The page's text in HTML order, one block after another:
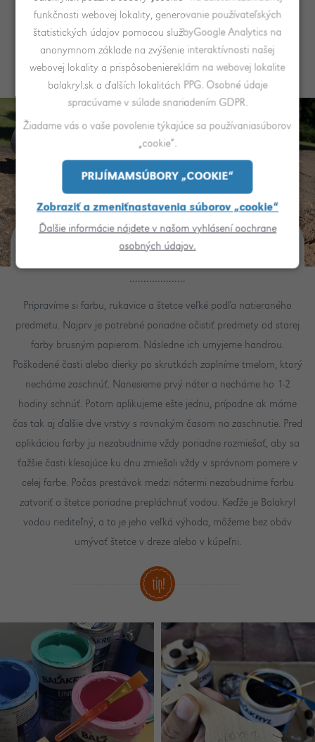
Ako na to?
Pripravíme si farbu, rukavice a štetce veľké podľa natieraného
predmetu. Najprv je potrebné poriadne očistiť predmety od starej
farby brusným papierom. Následne ich umyjeme handrou.
Poškodené časti alebo dierky po skrutkách zaplníme tmelom, ktorý
necháme zaschnúť. Nanesieme prvý náter a necháme ho 1-2
hodiny schnúť. Potom aplikujeme ešte jednu, prípadne ak máme
čas tak aj ďalšie dve vrstvy s rovnakým časom na zaschnutie. Pred
aplikáciou farby ju nezabudnime vždy poriadne rozmiešať, aby sa
ťažšie časti klesajúce ku dnu zmiešali vždy v správnom pomere v
celej farbe. Počas prestávok medzi nátermi nezabudnime farbu
zatvoriť a štetce poriadne prepláchnuť vodou. Keďže je Balakryl
vodou riediteľný, a to je jeho veľká výhoda, môžeme bez obáv
umývať štetce v dreze alebo v kúpeľni.
funkčnosti webovej lokality, generovanie používateľských
štatistických údajov pomocou službyGoogle Analytics na
anonymnom základe na zvýšenie interaktívnosti našej
webovej lokality a prispôsobeniereklám na webovej lokalite
balakryl.sk a ďalších lokalitách PPG. Osobné údaje
spracúvame v súlade snariadením GDPR.
Žiadame vás o vaše povolenie týkajúce sa používaniasúborov
„cookie“.
PRIJÍMAMSÚBORY „COOKIE“
Zobraziť a zmeniťnastavenia súborov „cookie“
Ďalšie informácie nájdete v našom vyhlásení oochrane
osobných údajov.